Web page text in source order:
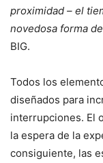
proximidad – el
novedosa forma
BIG.
Todos los
diseñados para
interrupciones. El
la espera de la
consiguiente, las